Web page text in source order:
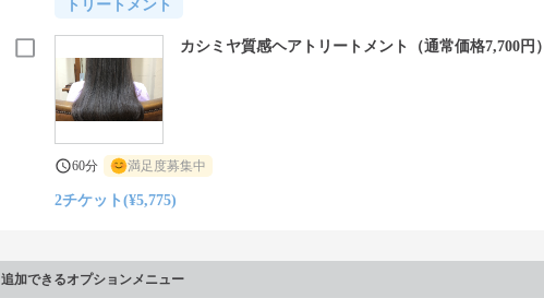
トリートメント
カシミヤ質感ヘアトリートメント（通常価格7,700円）
60分 満足度募集中
2チケット(¥5,775)
追加できるオプションメニュー